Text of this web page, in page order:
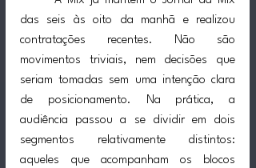
das seis às oito da manhã e realizou
contratações recentes. Não são
movimentos triviais, nem decisões que
seriam tomadas sem uma intenção clara
de posicionamento. Na prática, a
audiência passou a se dividir em dois
segmentos relativamente distintos:
aqueles que acompanham os blocos